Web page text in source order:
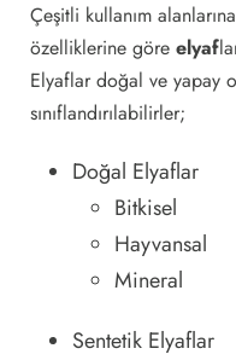
Çeşitli kullanım
özelliklerine göreelyaf
Elyaflar doğal ve yapay
sınıflandırılabilirler;
Doğal Elyaflar
Bitkisel
Hayvansal
Mineral
Sentetik Elyaflar